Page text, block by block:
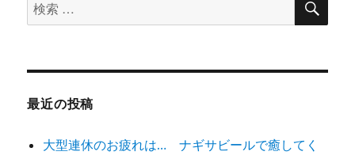
索
象:
最近の投稿
大型連休のお疲れは… ナギサビールで癒してく